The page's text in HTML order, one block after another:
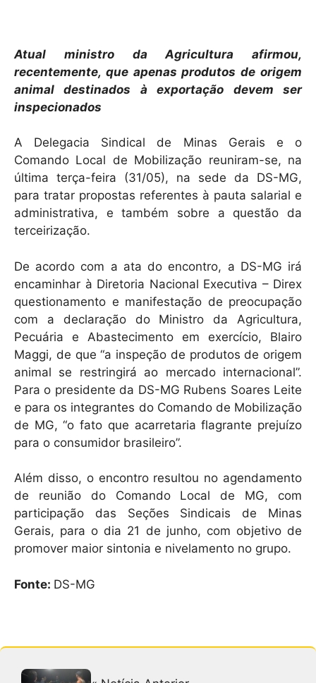
k
Atual ministro da Agricultura afirmou,
recentemente, que apenas produtos de origem
animal destinados à exportação devem ser
inspecionados
A Delegacia Sindical de Minas Gerais e o
Comando Local de Mobilização reuniram-se, na
última terça-feira (31/05), na sede da DS-MG,
para tratar propostas referentes à pauta salarial e
administrativa, e também sobre a questão da
terceirização.
De acordo com a ata do encontro, a DS-MG irá
encaminhar à Diretoria Nacional Executiva – Direx
questionamento e manifestação de preocupação
com a declaração do Ministro da Agricultura,
Pecuária e Abastecimento em exercício, Blairo
Maggi, de que “a inspeção de produtos de origem
animal se restringirá ao mercado internacional”.
Para o presidente da DS-MG Rubens Soares Leite
e para os integrantes do Comando de Mobilização
de MG, “o fato que acarretaria flagrante prejuízo
para o consumidor brasileiro”.
Além disso, o encontro resultou no agendamento
de reunião do Comando Local de MG, com
participação das Seções Sindicais de Minas
Gerais, para o dia 21 de junho, com objetivo de
promover maior sintonia e nivelamento no grupo.
Fonte: DS-MG